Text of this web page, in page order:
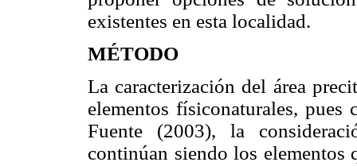
existentes en esta localidad.
MÉTODO
La caracterización del área
elementos físiconaturales,
Fuente (2003), la
continúan siendo los